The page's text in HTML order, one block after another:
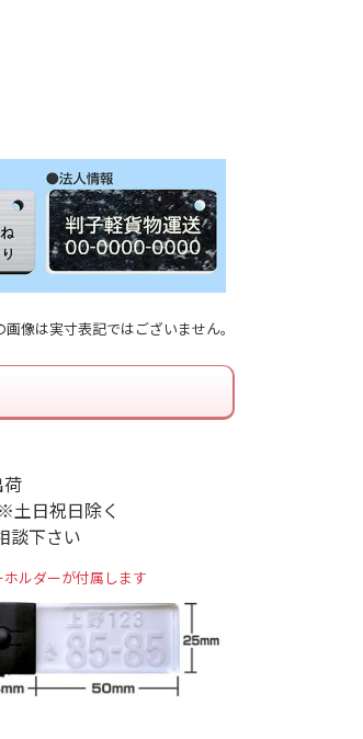
像は実寸表記ではございません。
荷
土日祝日除く
談下さい
ルダーが付属します